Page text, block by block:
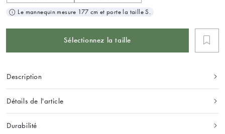
Le mannequin mesure 177 cm et porte la taille S.
Sélectionnez la taille
Description
Détails de l'article
Durabilité